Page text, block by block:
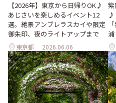
【2026年】東京から日帰りOK♪
あじさいを楽しめるイベント12
選。絶景アンブレラスカイや限定
御朱印、夜のライトアップまで
東京都 2026.06.06
紫
♪